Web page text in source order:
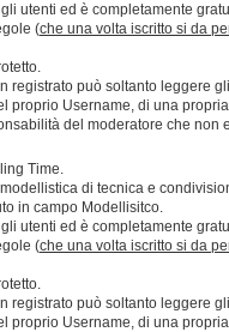
utenti ed è completamente
(che una volta iscritto si da
registrato può soltanto
proprio Username, di una
del moderatore che non
Time.
di tecnica e
in campo Modellisitco.
utenti ed è completamente
(che una volta iscritto si da
registrato può soltanto
proprio Username, di una